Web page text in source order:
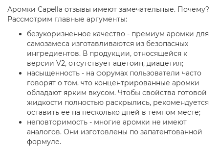
Аромки Capella отзывы имеют замечательные. Почему?
Рассмотрим главные аргументы:
безукоризненное качество - премиум аромки для
самозамеса изготавливаются из безопасных
ингредиентов. В продукции, относящейся к
версии V2, отсутствует ацетоин, диацетил;
насыщенность - на форумах пользователи часто
говорят о том, что концентрированные аромки
обладают ярким вкусом. Чтобы свойства готовой
жидкости полностью раскрылись, рекомендуется
оставить ее на несколько дней в темном месте;
неповторимость - многие аромки не имеют
аналогов. Они изготовлены по запатентованной
формуле.